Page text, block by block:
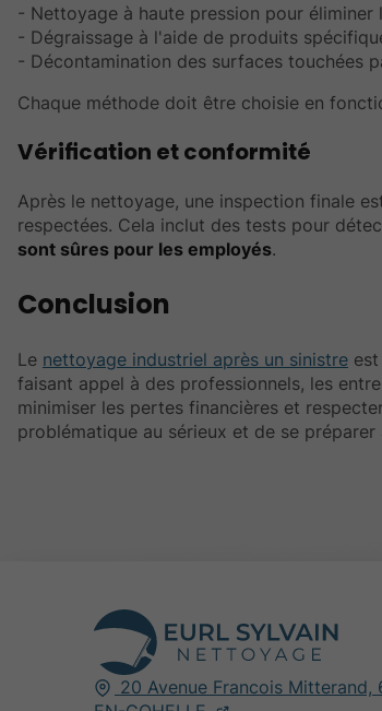
- Nettoyage à haute pression pour éliminer
- Dégraissage à l'aide de produits
- Décontamination des surfaces touchées
Chaque méthode doit être choisie en
Vérification et conformité
Après le nettoyage, une inspection finale
respectées. Cela inclut des tests pour
sont sûres pour les employés.
Conclusion
Le nettoyage industriel après un sinistre
faisant appel à des professionnels, les
minimiser les pertes financières et
problématique au sérieux et de se
20 Avenue Francois Mitterand,